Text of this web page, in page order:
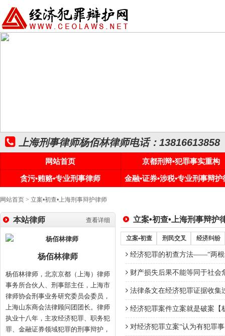
上海刑事律师杨佰林律师电话：13816613858
网站首页
京都刑辩•犯罪事实重构
贪污•贿赂•专业刑事律师
金融•证券•涉税•专业刑事辩护
网站首页 > 立案•初查•上海刑事辩护律师
查看详细
本站律师
杨佰林律师
杨佰林律师，北京京都（上海）律师
事务所合伙人、刑事部主任，上海市
律师协会刑事业务研究委员会委员，
上海山东商会法律顾问团团长。律师
执业十八年，主攻经济犯罪、职务犯
罪、金融证券领域犯罪的刑事辩护，
立案•初查•上海刑事辩护
立案•初查 刑民交叉 经济纠纷
经济犯罪的初查方法——“两根
财产损失后果不能等同于社会
法律条文在经济犯罪证据收集
经济犯罪案件立案就是破案【
对经济犯罪立案“认为有犯罪